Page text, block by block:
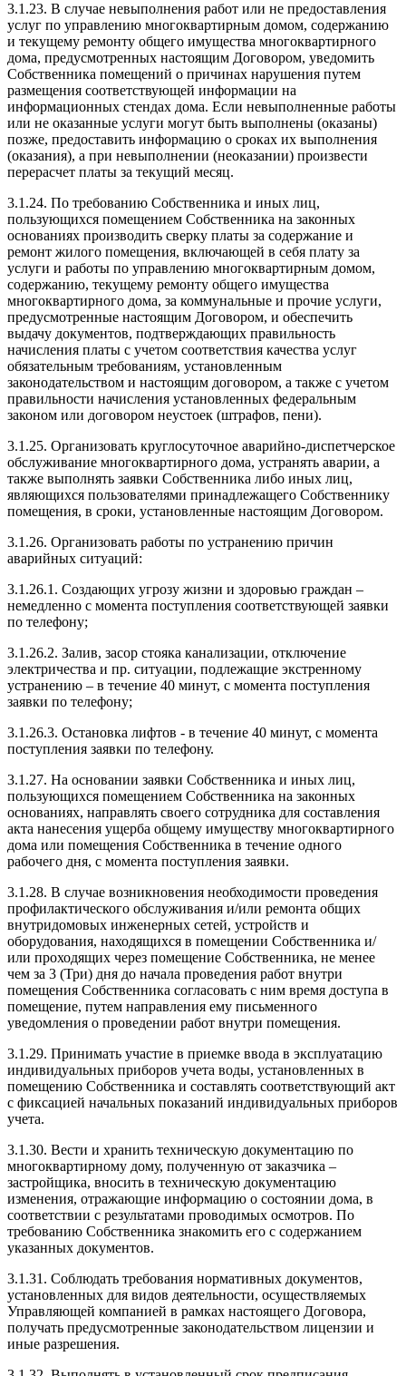
3.1.23. В случае невыполнения работ или не предоставления
услуг по управлению многоквартирным домом, содержанию
и текущему ремонту общего имущества многоквартирного
дома, предусмотренных настоящим Договором, уведомить
Собственника помещений о причинах нарушения путем
размещения соответствующей информации на
информационных стендах дома. Если невыполненные работы
или не оказанные услуги могут быть выполнены (оказаны)
позже, предоставить информацию о сроках их выполнения
(оказания), а при невыполнении (неоказании) произвести
перерасчет платы за текущий месяц.
3.1.24. По требованию Собственника и иных лиц,
пользующихся помещением Собственника на законных
основаниях производить сверку платы за содержание и
ремонт жилого помещения, включающей в себя плату за
услуги и работы по управлению многоквартирным домом,
содержанию, текущему ремонту общего имущества
многоквартирного дома, за коммунальные и прочие услуги,
предусмотренные настоящим Договором, и обеспечить
выдачу документов, подтверждающих правильность
начисления платы с учетом соответствия качества услуг
обязательным требованиям, установленным
законодательством и настоящим договором, а также с учетом
правильности начисления установленных федеральным
законом или договором неустоек (штрафов, пени).
3.1.25. Организовать круглосуточное аварийно-диспетчерское
обслуживание многоквартирного дома, устранять аварии, а
также выполнять заявки Собственника либо иных лиц,
являющихся пользователями принадлежащего Собственнику
помещения, в сроки, установленные настоящим Договором.
3.1.26. Организовать работы по устранению причин
аварийных ситуаций:
3.1.26.1. Создающих угрозу жизни и здоровью граждан –
немедленно с момента поступления соответствующей заявки
по телефону;
3.1.26.2. Залив, засор стояка канализации, отключение
электричества и пр. ситуации, подлежащие экстренному
устранению – в течение 40 минут, с момента поступления
заявки по телефону;
3.1.26.3. Остановка лифтов - в течение 40 минут, с момента
поступления заявки по телефону.
3.1.27. На основании заявки Собственника и иных лиц,
пользующихся помещением Собственника на законных
основаниях, направлять своего сотрудника для составления
акта нанесения ущерба общему имуществу многоквартирного
дома или помещения Собственника в течение одного
рабочего дня, с момента поступления заявки.
3.1.28. В случае возникновения необходимости проведения
профилактического обслуживания и/или ремонта общих
внутридомовых инженерных сетей, устройств и
оборудования, находящихся в помещении Собственника и/
или проходящих через помещение Собственника, не менее
чем за 3 (Три) дня до начала проведения работ внутри
помещения Собственника согласовать с ним время доступа в
помещение, путем направления ему письменного
уведомления о проведении работ внутри помещения.
3.1.29. Принимать участие в приемке ввода в эксплуатацию
индивидуальных приборов учета воды, установленных в
помещению Собственника и составлять соответствующий акт
с фиксацией начальных показаний индивидуальных приборов
учета.
3.1.30. Вести и хранить техническую документацию по
многоквартирному дому, полученную от заказчика –
застройщика, вносить в техническую документацию
изменения, отражающие информацию о состоянии дома, в
соответствии с результатами проводимых осмотров. По
требованию Собственника знакомить его с содержанием
указанных документов.
3.1.31. Соблюдать требования нормативных документов,
установленных для видов деятельности, осуществляемых
Управляющей компанией в рамках настоящего Договора,
получать предусмотренные законодательством лицензии и
иные разрешения.